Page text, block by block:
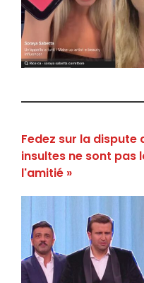
Fedez sur la dispute
insultes ne sont pas
l'amitié »